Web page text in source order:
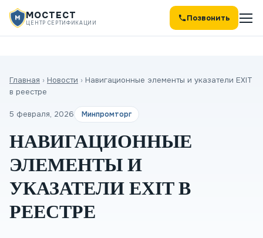
МОСТЕСТ
ЦЕНТР СЕРТИФИКАЦИИ Позвонить
Главная › Новости › Навигационные элементы и указатели EXIT
в реестре
5 февраля, 2026 Минпромторг
НАВИГАЦИОННЫЕ
ЭЛЕМЕНТЫ И
УКАЗАТЕЛИ EXIT В
РЕЕСТРЕ